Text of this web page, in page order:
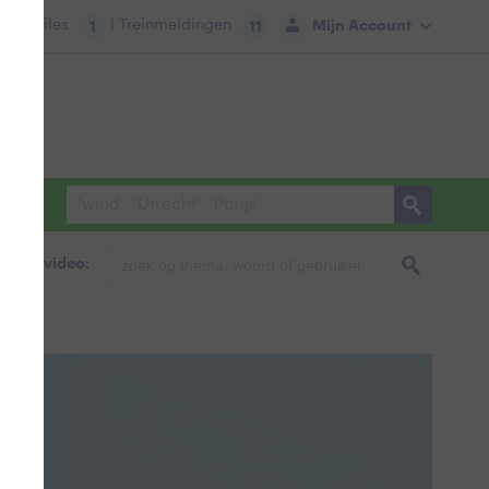
Mijn Account
Files 1 | Treinmeldingen 11
& video: